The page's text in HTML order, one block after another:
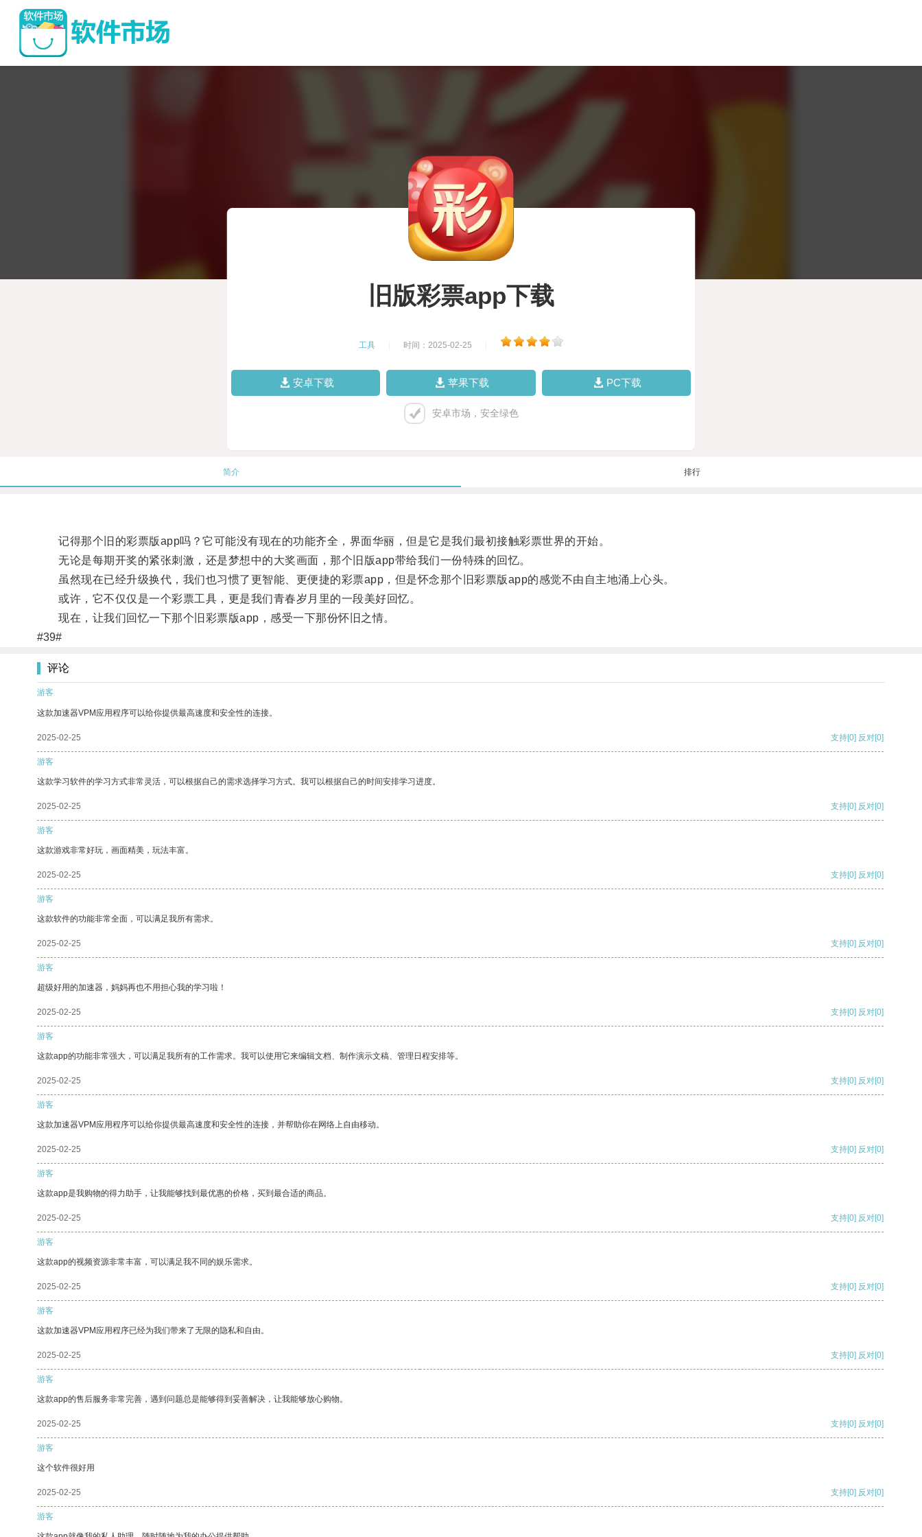
旧版彩票app下载
工具 时间：2025-02-25
安卓下载 苹果下载 PC下载
安卓市场，安全绿色
简介 排行
记得那个旧的彩票版app吗？它可能没有现在的功能齐全，界面华丽，但是它是我们最初接触彩票世界的开始。
无论是每期开奖的紧张刺激，还是梦想中的大奖画面，那个旧版app带给我们一份特殊的回忆。
虽然现在已经升级换代，我们也习惯了更智能、更便捷的彩票app，但是怀念那个旧彩票版app的感觉不由自主地涌上心头。
或许，它不仅仅是一个彩票工具，更是我们青春岁月里的一段美好回忆。
现在，让我们回忆一下那个旧彩票版app，感受一下那份怀旧之情。
#39#
评论
游客
这款加速器VPM应用程序可以给你提供最高速度和安全性的连接。
2025-02-25 支持[0] 反对[0]
游客
这款学习软件的学习方式非常灵活，可以根据自己的需求选择学习方式。我可以根据自己的时间安排学习进度。
2025-02-25 支持[0] 反对[0]
游客
这款游戏非常好玩，画面精美，玩法丰富。
2025-02-25 支持[0] 反对[0]
游客
这款软件的功能非常全面，可以满足我所有需求。
2025-02-25 支持[0] 反对[0]
游客
超级好用的加速器，妈妈再也不用担心我的学习啦！
2025-02-25 支持[0] 反对[0]
游客
这款app的功能非常强大，可以满足我所有的工作需求。我可以使用它来编辑文档、制作演示文稿、管理日程安排等。
2025-02-25 支持[0] 反对[0]
游客
这款加速器VPM应用程序可以给你提供最高速度和安全性的连接，并帮助你在网络上自由移动。
2025-02-25 支持[0] 反对[0]
游客
这款app是我购物的得力助手，让我能够找到最优惠的价格，买到最合适的商品。
2025-02-25 支持[0] 反对[0]
游客
这款app的视频资源非常丰富，可以满足我不同的娱乐需求。
2025-02-25 支持[0] 反对[0]
游客
这款加速器VPM应用程序已经为我们带来了无限的隐私和自由。
2025-02-25 支持[0] 反对[0]
游客
这款app的售后服务非常完善，遇到问题总是能够得到妥善解决，让我能够放心购物。
2025-02-25 支持[0] 反对[0]
游客
这个软件很好用
2025-02-25 支持[0] 反对[0]
游客